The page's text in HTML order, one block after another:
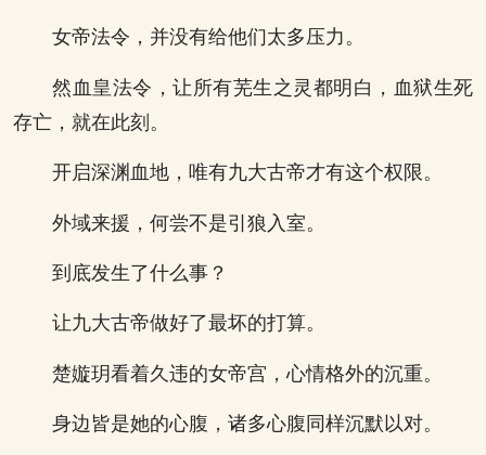
女帝法令，并没有给他们太多压力。
然血皇法令，让所有芜生之灵都明白，血狱生死
存亡，就在此刻。
开启深渊血地，唯有九大古帝才有这个权限。
外域来援，何尝不是引狼入室。
到底发生了什么事？
让九大古帝做好了最坏的打算。
楚嫙玥看着久违的女帝宫，心情格外的沉重。
身边皆是她的心腹，诸多心腹同样沉默以对。